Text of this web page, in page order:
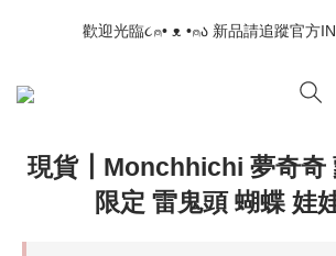
📣如果遇到結帳沒有反應，請另開瀏覽器 (不
下單)
歡迎光臨૮⍝• ᴥ •⍝ა 新品請追蹤官方
📣如果遇到結帳沒有反應，請另開瀏覽器 (不
現貨┃Monchhichi 夢奇奇
限定 雷鬼頭 蝴蝶 娃